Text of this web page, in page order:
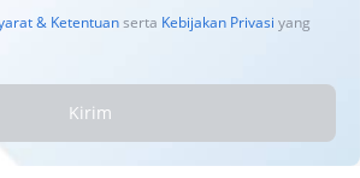
& Ketentuanserta Kebijakan Privasi yang
Kirim